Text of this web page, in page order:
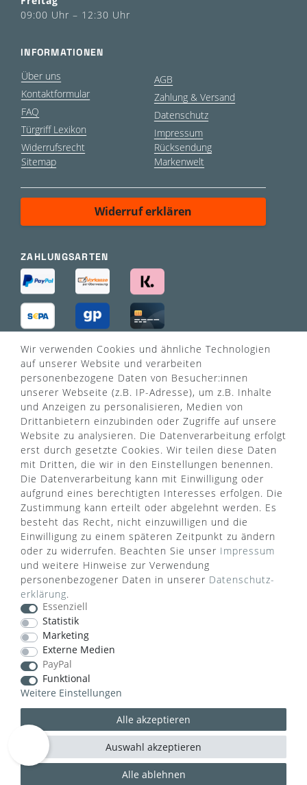
09:00 Uhr – 12:30 Uhr
INFORMATIONEN
Über uns
Kontaktformular
FAQ
Türgriff Lexikon
Widerrufsrecht
Sitemap
AGB
Zahlung & Versand
Datenschutz
Impressum
Rücksendung
Markenwelt
Widerruf erklären
ZAHLUNGSARTEN
VERSANDART
WUSSTEN SIE SCHON?
Das Käufersiegel des Händlerbunds garantiert Ihnen
100%.-ige Zahlungssicherheit, größtmöglichen
Datenschutz und Geld-zurück-Garantie bei Nicht-
oder Falschlieferung.
Wir verwenden Cookies und ähnliche Technologien
auf unserer Website und verarbeiten
personenbezogene Daten von Besucher:innen
unserer Webseite (z.B. IP-Adresse), um z.B. Inhalte
und Anzeigen zu personalisieren, Medien von
Drittanbietern einzubinden oder Zugriffe auf unsere
Website zu analysieren. Die Datenverarbeitung erfolgt
erst durch gesetzte Cookies. Wir teilen diese Daten
mit Dritten, die wir in den Einstellungen benennen.
Die Datenverarbeitung kann mit Einwilligung oder
aufgrund eines berechtigten Interesses erfolgen. Die
Zustimmung kann erteilt oder abgelehnt werden. Es
besteht das Recht, nicht einzuwilligen und die
Einwilligung zu einem späteren Zeitpunkt zu ändern
oder zu widerrufen. Beachten Sie unser Impressum
und weitere Hinweise zur Verwendung
personenbezogener Daten in unserer Daten­schutz­
erklärung.
Essenziell
Statistik
Marketing
Externe Medien
PayPal
Funktional
Weitere Einstellungen
Alle akzeptieren
Alle ablehnen
Auswahl akzeptieren